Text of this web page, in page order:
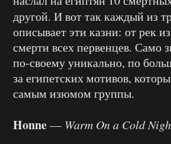
другой. И вот так каждый из
описывает эти казни: от рек
смерти всех первенцев. Само
по-своему уникально, по
за египетских мотивов,
самым изюмом группы.
Honne— Warm On a Cold